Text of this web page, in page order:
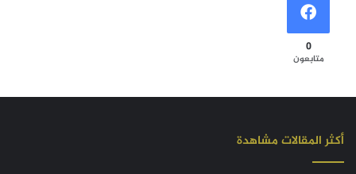
0
متابعون
أكثر المقالات مشاهدة